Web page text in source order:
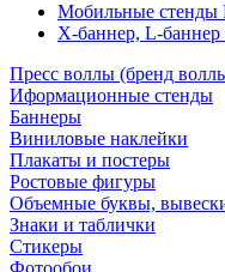
Мобильные стенды
Х-баннер, L-баннер
Пресс воллы (бренд
Иформационные стенды
Баннеры
Виниловые наклейки
Плакаты и постеры
Ростовые фигуры
Объемные буквы,
Знаки и таблички
Стикеры